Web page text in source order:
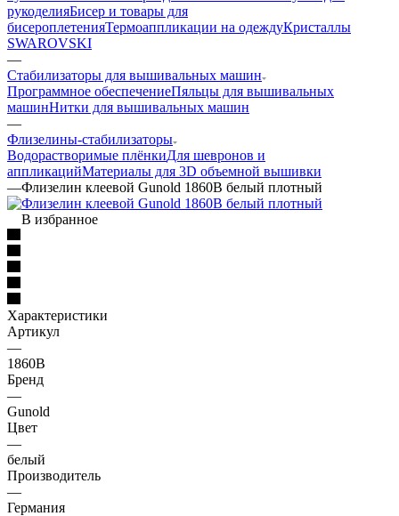
рукоделияБисер и товары для
бисероплетенияТермоаппликации на одеждуКристаллы
SWAROVSKI
—
Стабилизаторы для вышивальных машин
Программное обеспечениеПяльцы для вышивальных
машинНитки для вышивальных машин
—
Флизелины-стабилизаторы
Водорастворимые плёнкиДля шевронов и
аппликацийМатериалы для 3D объемной вышивки
—Флизелин клеевой Gunold 1860B белый плотный
В избранное
Характеристики
Артикул
—
1860B
Бренд
—
Gunold
Цвет
—
белый
Производитель
—
Германия